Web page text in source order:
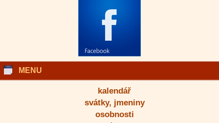
MENU
kalendář
svátky, jmeniny
osobnosti